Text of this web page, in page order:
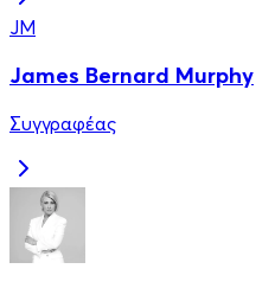
JM
James Bernard Murphy
Συγγραφέας